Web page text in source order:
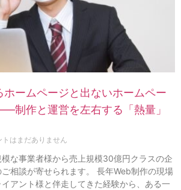
ホームページと出ないホームペー
制作と運営を左右する「熱量」
トはまだありません
な事業者様から売上規模30億円クラスの企
相談が寄せられます。 長年Web制作の現場
アント様と伴走してきた経験から、ある一